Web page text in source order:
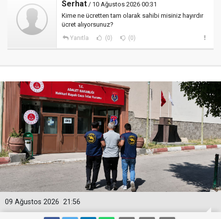
Serhat / 10 Ağustos 2026 00:31
Kime ne ücretten tam olarak sahibi misiniz hayırdır
ücret alıyorsunuz?
Yanıtla (0) (0)
21:56
09 Ağustos 2026